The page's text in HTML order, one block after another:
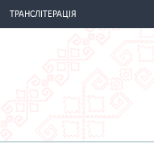
ТРАНСЛІТЕРАЦІЯ